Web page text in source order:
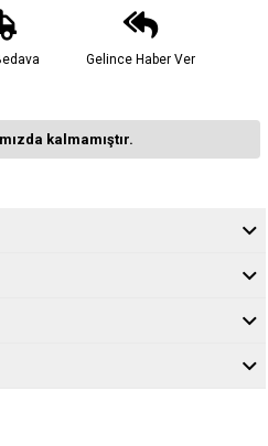
Gelince Haber Ver
kalmamıştır.